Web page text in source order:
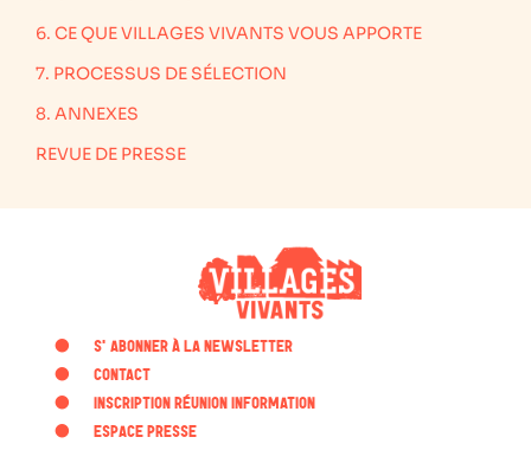
6. CE QUE VILLAGES VIVANTS VOUS APPORTE
7. PROCESSUS DE SÉLECTION
8. ANNEXES
REVUE DE PRESSE
・S'ABONNER À LA NEWSLETTER
・CONTACT
・INSCRIPTION RÉUNION INFORMATION
ESPACE PRESSE